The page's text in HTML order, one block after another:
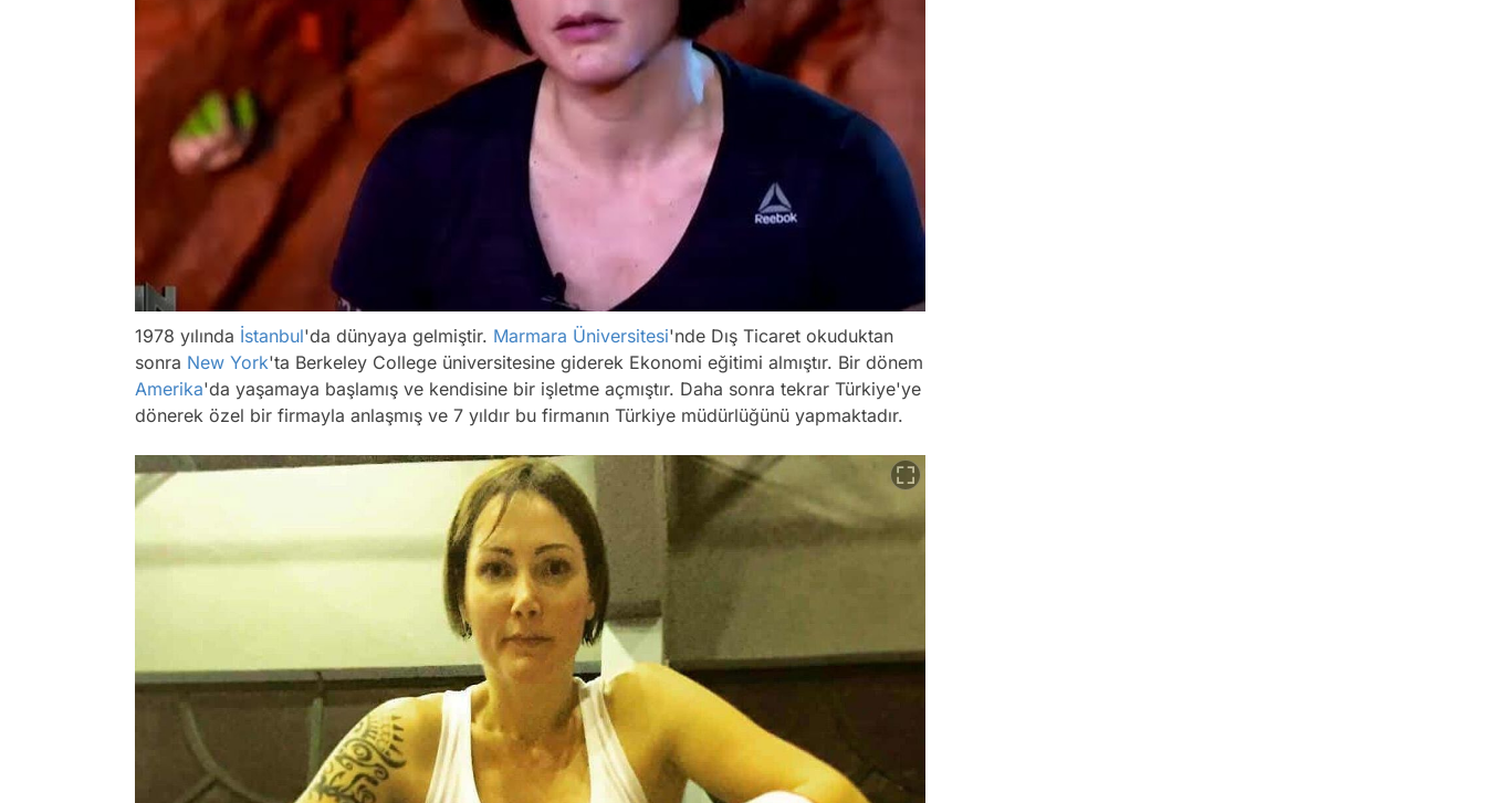
1978 yılında İstanbul'da dünyaya gelmiştir. Marmara Üniversitesi'nde Dış Ticaret okuduktan
sonra New York'ta Berkeley College üniversitesine giderek Ekonomi eğitimi almıştır. Bir dönem
Amerika'da yaşamaya başlamış ve kendisine bir işletme açmıştır. Daha sonra tekrar Türkiye'ye
dönerek özel bir firmayla anlaşmış ve 7 yıldır bu firmanın Türkiye müdürlüğünü yapmaktadır.